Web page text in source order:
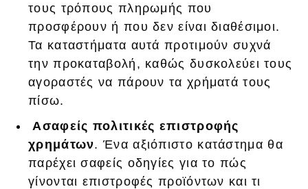
τους τρόπους πληρωμής που
προσφέρουν ή που δεν είναι διαθέσιμοι.
Τα καταστήματα αυτά προτιμούν συχνά
την προκαταβολή, καθώς δυσκολεύει τους
αγοραστές να πάρουν τα χρήματά τους
πίσω.
Ασαφείς πολιτικές επιστροφής
χρημάτων. Ένα αξιόπιστο κατάστημα θα
παρέχει σαφείς οδηγίες για το πώς
γίνονται επιστροφές προϊόντων και τι